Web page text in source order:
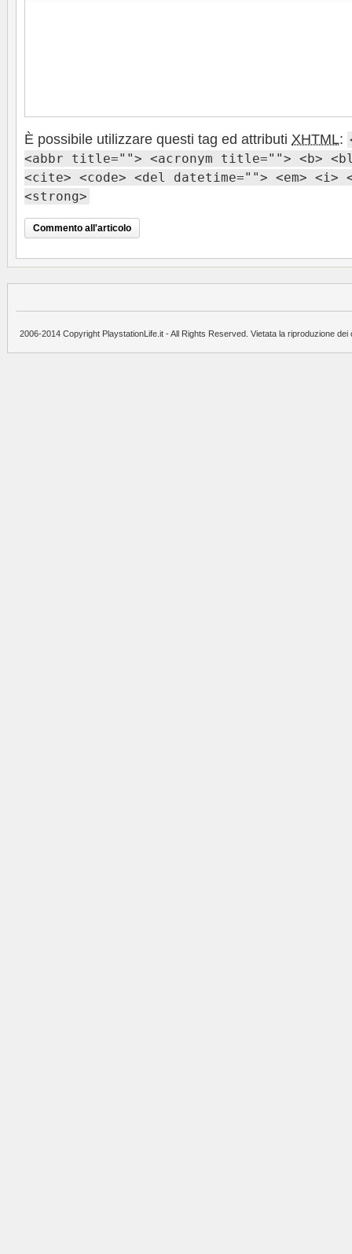
È possibile utilizzare questi tag ed attributi XHTML:
<abbr title=""> <acronym title=""> <b>
<cite> <code> <del datetime=""> <em>
<strong>
2006-2014 Copyright PlaystationLife.it - All Rights Reserved. Vietata la riproduzione dei